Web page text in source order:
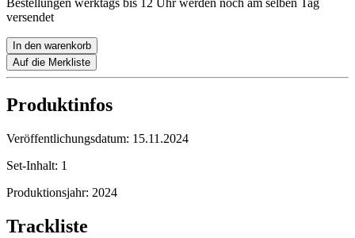
Bestellungen werktags bis 12 Uhr werden noch am selben Tag
versendet
In den warenkorb
Auf die Merkliste
Produktinfos
Veröffentlichungsdatum: 15.11.2024
Set-Inhalt: 1
Produktionsjahr: 2024
Trackliste